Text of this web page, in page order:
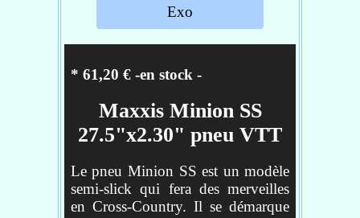
renforcé contre les déchirures)
et montage Tubeless Ready
pour un gain de poids et la
chambre à air
optimisé pour jantes de 30 et
35mm (largeur interne)
Fiche technique
Poids - 1015
Exo
* 61,20 € -en stock -
Maxxis Minion SS
27.5"x2.30" pneu VTT
Le pneu Minion SS est un modèle
semi-slick qui fera des merveilles
en Cross-Country. Il se démarque